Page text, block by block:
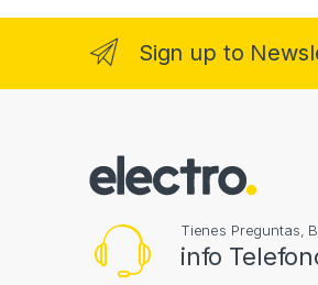
Sign up to
Tienes Preguntas,
info